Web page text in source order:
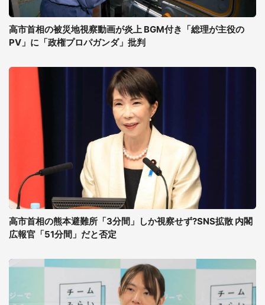
高市首相の被災地視察動画が炎上 BGM付き「総理が主役の
PV」に「政権プロパガンダ」批判
高市首相の熊本避難所「3分間」しか視察せず?SNS拡散 内閣
広報官「51分間」だと否定